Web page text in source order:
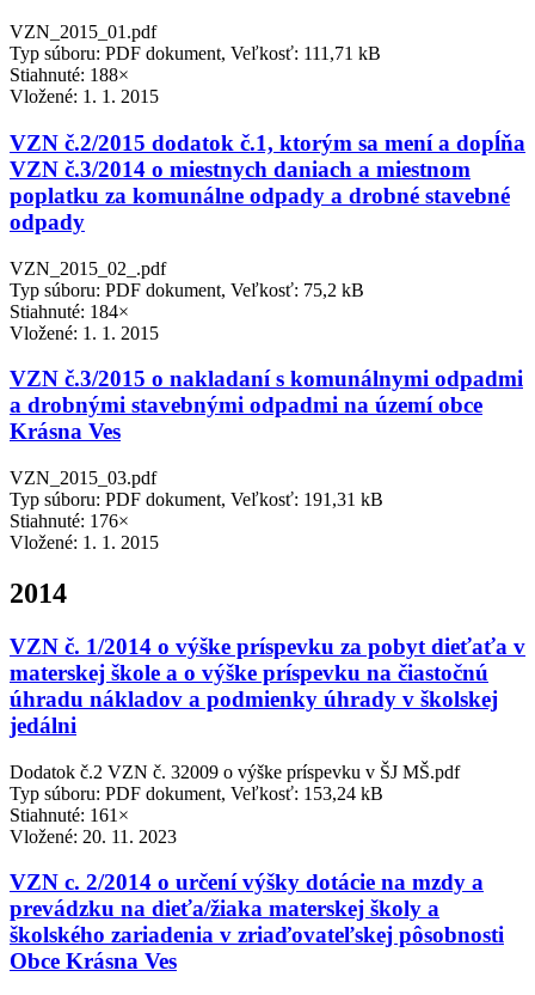
VZN_2015_01.pdf
Typ súboru: PDF dokument, Veľkosť: 111,71 kB
Stiahnuté: 188×
Vložené: 1. 1. 2015
VZN č.2/2015 dodatok č.1, ktorým sa mení a dopĺňa
VZN č.3/2014 o miestnych daniach a miestnom
poplatku za komunálne odpady a drobné stavebné
odpady
VZN_2015_02_.pdf
Typ súboru: PDF dokument, Veľkosť: 75,2 kB
Stiahnuté: 184×
Vložené: 1. 1. 2015
VZN č.3/2015 o nakladaní s komunálnymi odpadmi
a drobnými stavebnými odpadmi na území obce
Krásna Ves
VZN_2015_03.pdf
Typ súboru: PDF dokument, Veľkosť: 191,31 kB
Stiahnuté: 176×
Vložené: 1. 1. 2015
2014
VZN č. 1/2014 o výške príspevku za pobyt dieťaťa v
materskej škole a o výške príspevku na čiastočnú
úhradu nákladov a podmienky úhrady v školskej
jedálni
Dodatok č.2 VZN č. 32009 o výške príspevku v ŠJ MŠ.pdf
Typ súboru: PDF dokument, Veľkosť: 153,24 kB
Stiahnuté: 161×
Vložené: 20. 11. 2023
VZN c. 2/2014 o určení výšky dotácie na mzdy a
prevádzku na dieťa/žiaka materskej školy a
školského zariadenia v zriaďovateľskej pôsobnosti
Obce Krásna Ves